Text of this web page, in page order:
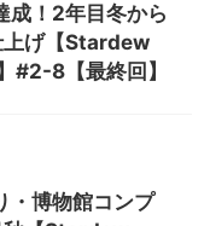
成！2年目冬から
上げ【Stardew
8【最終回】
・博物館コンプ